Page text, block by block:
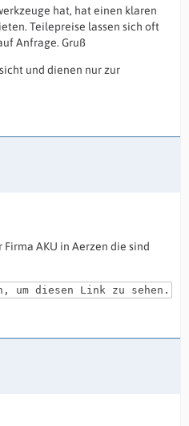
hat, hat einen klaren
Teilepreise lassen sich oft
Anfrage. Gruß
und dienen nur zur
AKU in Aerzen die sind
um diesen Link zu sehen.